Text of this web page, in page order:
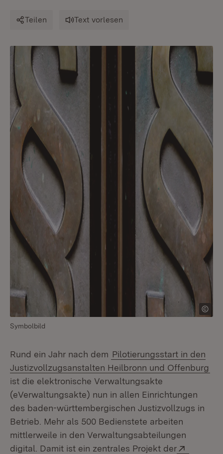
Teilen Text vorlesen
Symbolbild
Rund ein Jahr nach dem Pilotierungsstart in den
Justizvollzugsanstalten Heilbronn und Offenburg
ist die elektronische Verwaltungsakte
(eVerwaltungsakte) nun in allen Einrichtungen
des baden-württembergischen Justizvollzugs in
Betrieb. Mehr als 500 Bedienstete arbeiten
mittlerweile in den Verwaltungsabteilungen
digital. Damit ist ein zentrales Projekt der